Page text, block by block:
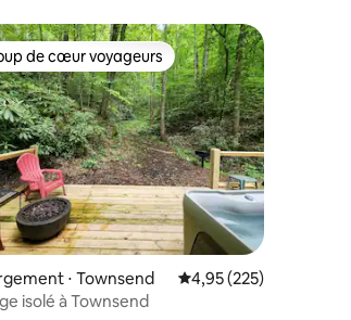
la base de 253 commentaires : 4,99 sur 5
de cœur voyageurs les plus appréciés
de cœur voyageurs
⋅ Townsend Évaluation moyenne
4,95 (225)
isolé à Townsend